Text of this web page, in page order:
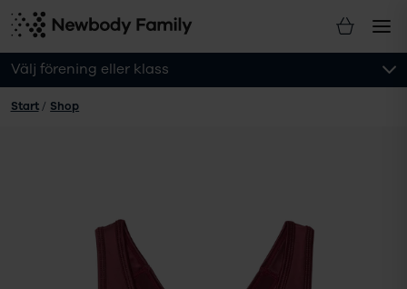
Välj förening eller klass
Start / Shop